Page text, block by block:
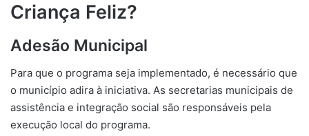
Criança Feliz?
Adesão Municipal
Para que o programa seja implementado, é necessário que
o município adira à iniciativa. As secretarias municipais de
assistência e integração social são responsáveis pela
execução local do programa.